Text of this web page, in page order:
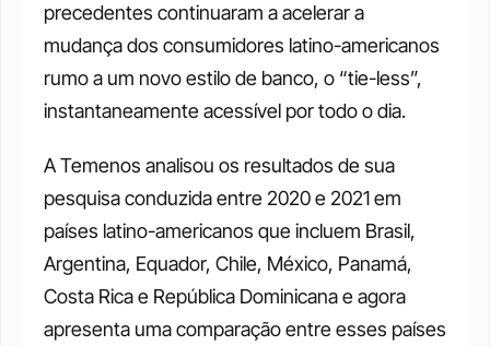
precedentes continuaram a acelerar a
mudança dos consumidores latino-americanos
rumo a um novo estilo de banco, o “tie-less”,
instantaneamente acessível por todo o dia.
A Temenos analisou os resultados de sua
pesquisa conduzida entre 2020 e 2021 em
países latino-americanos que incluem Brasil,
Argentina, Equador, Chile, México, Panamá,
Costa Rica e República Dominicana e agora
apresenta uma comparação entre esses países